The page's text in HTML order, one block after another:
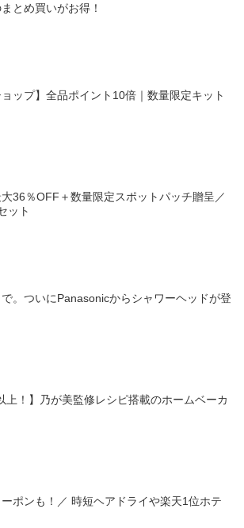
とめ買いがお得！
ョップ】全品ポイント10倍｜数量限定キット
36％OFF＋数量限定スポットパッチ贈呈／
ット
。ついにPanasonicからシャワーヘッドが登
上！】乃が美監修レシピ搭載のホームベーカ
ポンも！／ 時短ヘアドライや楽天1位ホテ